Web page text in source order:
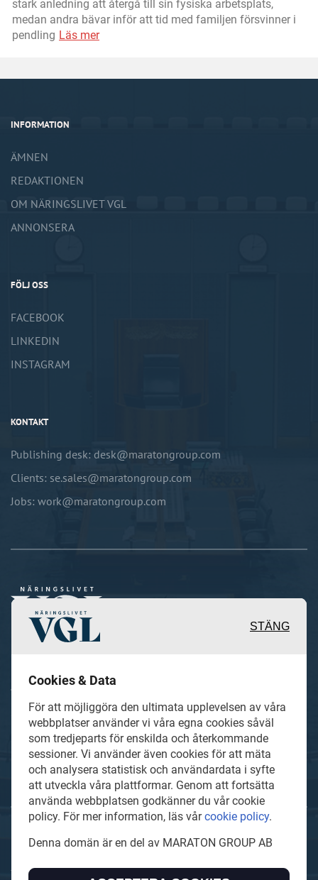
stark anledning att återgå till sin fysiska arbetsplats,
medan andra bävar inför att tid med familjen försvinner i
pendling Läs mer
INFORMATION
ÄMNEN
REDAKTIONEN
OM NÄRINGSLIVET VGL
ANNONSERA
FÖLJ OSS
FACEBOOK
LINKEDIN
INSTAGRAM
KONTAKT
Publishing desk: desk@maratongroup.com
Clients: se.sales@maratongroup.com
Jobs: work@maratongroup.com
värdefulla berättelser och
reportage från och om det lokala
näringslivet och dess aktörer samt
en hel del annan läsvärt innehåll.
Naringslivetvgl.se är en del av mediakoncernen MARATON
tidningsvarumärken i Europa.
STÄNG
Cookies & Data
För att möjliggöra den ultimata upplevelsen av våra
webbplatser använder vi våra egna cookies såväl
som tredjeparts för enskilda och återkommande
sessioner. Vi använder även cookies för att mäta
och analysera statistisk och användardata i syfte
att utveckla våra plattformar. Genom att fortsätta
använda webbplatsen godkänner du vår cookie
policy. För mer information, läs vårcookie policy.
Denna domän är en del av MARATON GROUP AB